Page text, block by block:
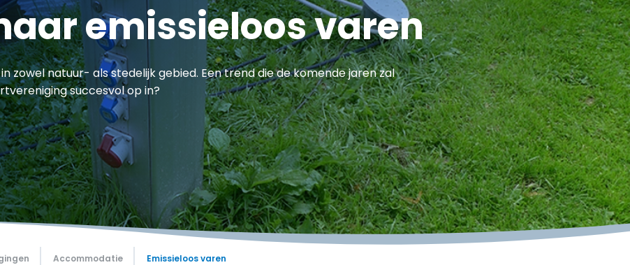
emissieloos varen
zowel natuur- als stedelijk gebied. Een trend die de komende jaren zal
succesvol op in?
Accommodatie Emissieloos varen